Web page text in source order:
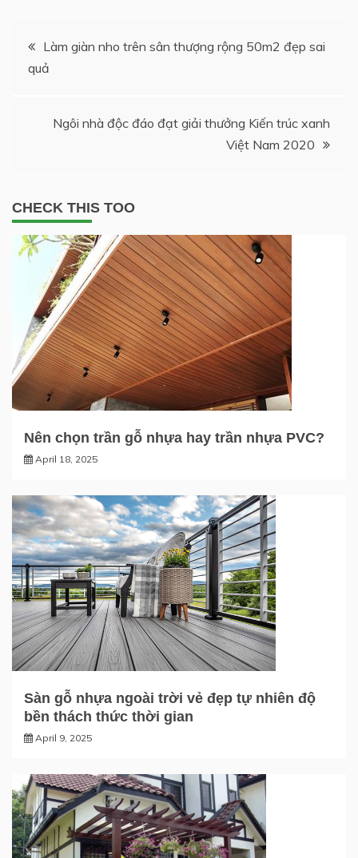
Post
navigation
Làm giàn nho trên sân thượng rộng 50m2 đẹp sai
quả
Ngôi nhà độc đáo đạt giải thưởng Kiến trúc xanh
Việt Nam 2020
CHECK THIS TOO
Nên chọn trần gỗ nhựa hay trần nhựa PVC?
April 18, 2025
Sàn gỗ nhựa ngoài trời vẻ đẹp tự nhiên độ
bền thách thức thời gian
April 9, 2025